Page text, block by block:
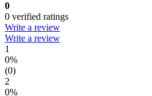
0
0 verified ratings
Write a review
Write a review
1
0%
(0)
2
0%